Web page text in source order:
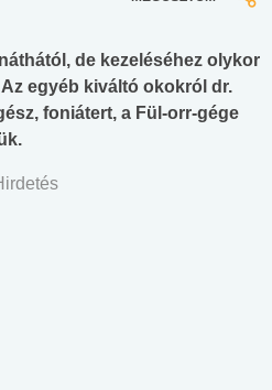
de kezeléséhez olykor
egyéb kiváltó okokról dr.
foniátert, a Fül-orr-gége